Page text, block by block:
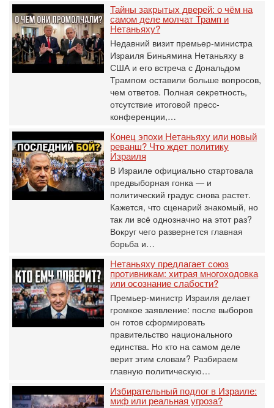
Тайны закрытых дверей: о чём на
самом деле молчат Трамп и
Нетаньяху?
Недавний визит премьер-министра
Израиля Биньямина Нетаньяху в
США и его встреча с Дональдом
Трампом оставили больше вопросов,
чем ответов. Полная секретность,
отсутствие итоговой пресс-
конференции,…
Конец эпохи Нетаньяху или новый
реванш? Что ждет политику
Израиля
В Израиле официально стартовала
предвыборная гонка — и
политический градус снова растет.
Кажется, что сценарий знакомый, но
так ли всё однозначно на этот раз?
Вокруг чего развернется главная
борьба и…
Нетаньяху предлагает союз
противникам: хитрая многоходовка
или осознание слабости?
Премьер-министр Израиля делает
громкое заявление: после выборов
он готов сформировать
правительство национального
единства. Но кто на самом деле
верит этим словам? Разбираем
главную политическую…
Избирательный подлог в Израиле:
миф или реальная угроза?